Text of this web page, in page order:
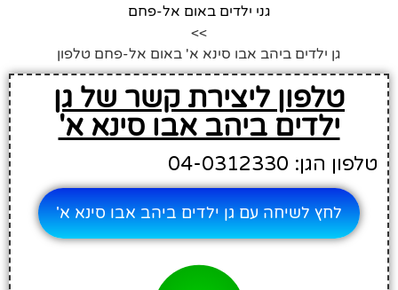
גני ילדים באום אל-פחם
>>
גן ילדים ביהב אבו סינא א' באום אל-פחם טלפון
טלפון ליצירת קשר של גן
ילדים ביהב אבו סינא א'
טלפון הגן: 04-0312330
לחץ לשיחה עם גן ילדים ביהב אבו סינא א'